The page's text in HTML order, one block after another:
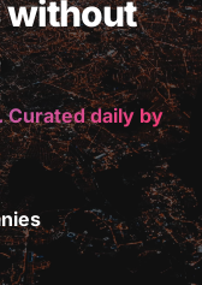
without
Curated daily by